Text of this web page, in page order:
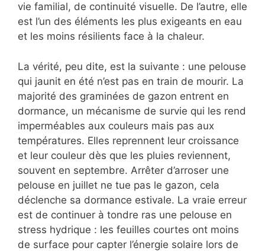
vie familial, de continuité visuelle. De l’autre, elle
est l’un des éléments les plus exigeants en eau
et les moins résilients face à la chaleur.
La vérité, peu dite, est la suivante : une pelouse
qui jaunit en été n’est pas en train de mourir. La
majorité des graminées de gazon entrent en
dormance, un mécanisme de survie qui les rend
imperméables aux couleurs mais pas aux
températures. Elles reprennent leur croissance
et leur couleur dès que les pluies reviennent,
souvent en septembre. Arrêter d’arroser une
pelouse en juillet ne tue pas le gazon, cela
déclenche sa dormance estivale. La vraie erreur
est de continuer à tondre ras une pelouse en
stress hydrique : les feuilles courtes ont moins
de surface pour capter l’énergie solaire lors de